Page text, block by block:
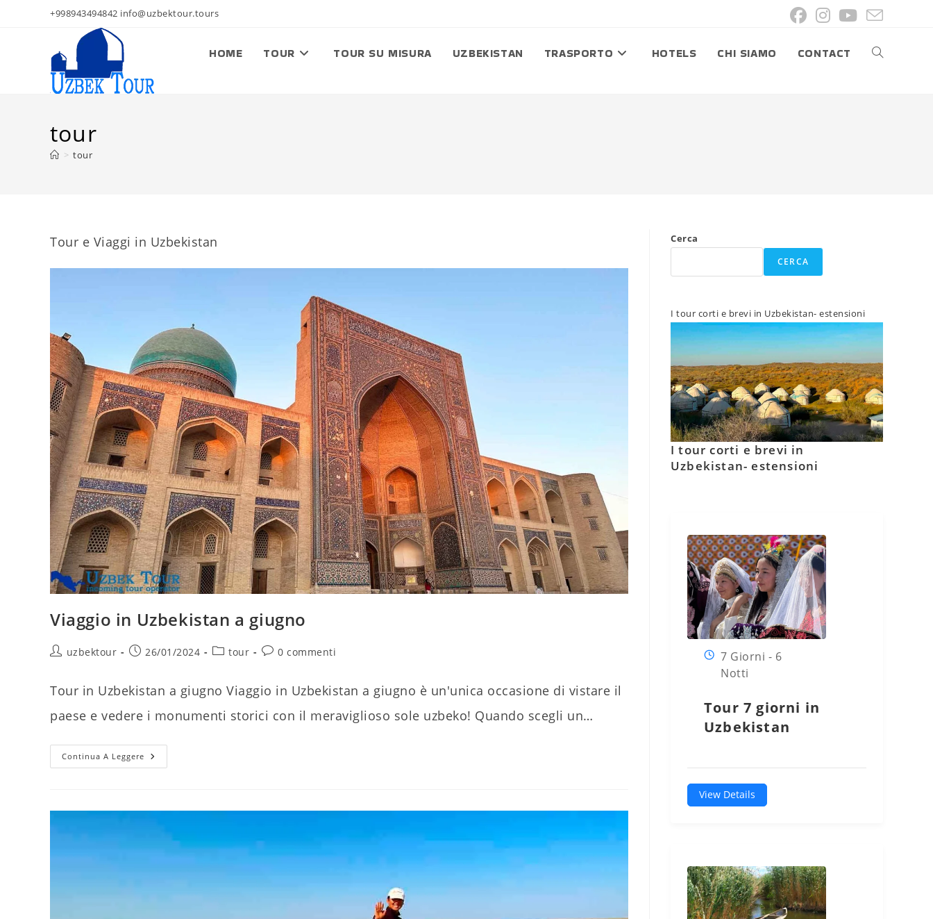
+998943494842 info@uzbektour.tours
HOME TOUR TOUR SU MISURA UZBEKISTAN TRASPORTO HOTELS CHI SIAMO CONTACT ATTIVA/
tour
> tour
Tour e Viaggi in Uzbekistan
Viaggio in Uzbekistan a giugno
Autoreuzbektour
Articolo
26/01/2024
Categoria
tour
Commenti
0 commenti
Tour in Uzbekistan a giugno Viaggio in Uzbekistan a giugno è un'unica occasione di vistare il
paese e vedere i monumenti storici con il meraviglioso sole uzbeko! Quando scegli un…
Continua A Leggere Viaggio
In
Cerca
CERCA
I tour corti e brevi in Uzbekistan- estensioni
I tour corti e brevi in
Uzbekistan- estensioni
Tour 7 giorni in
Uzbekistan
7 Giorni - 6
Notti
View Details